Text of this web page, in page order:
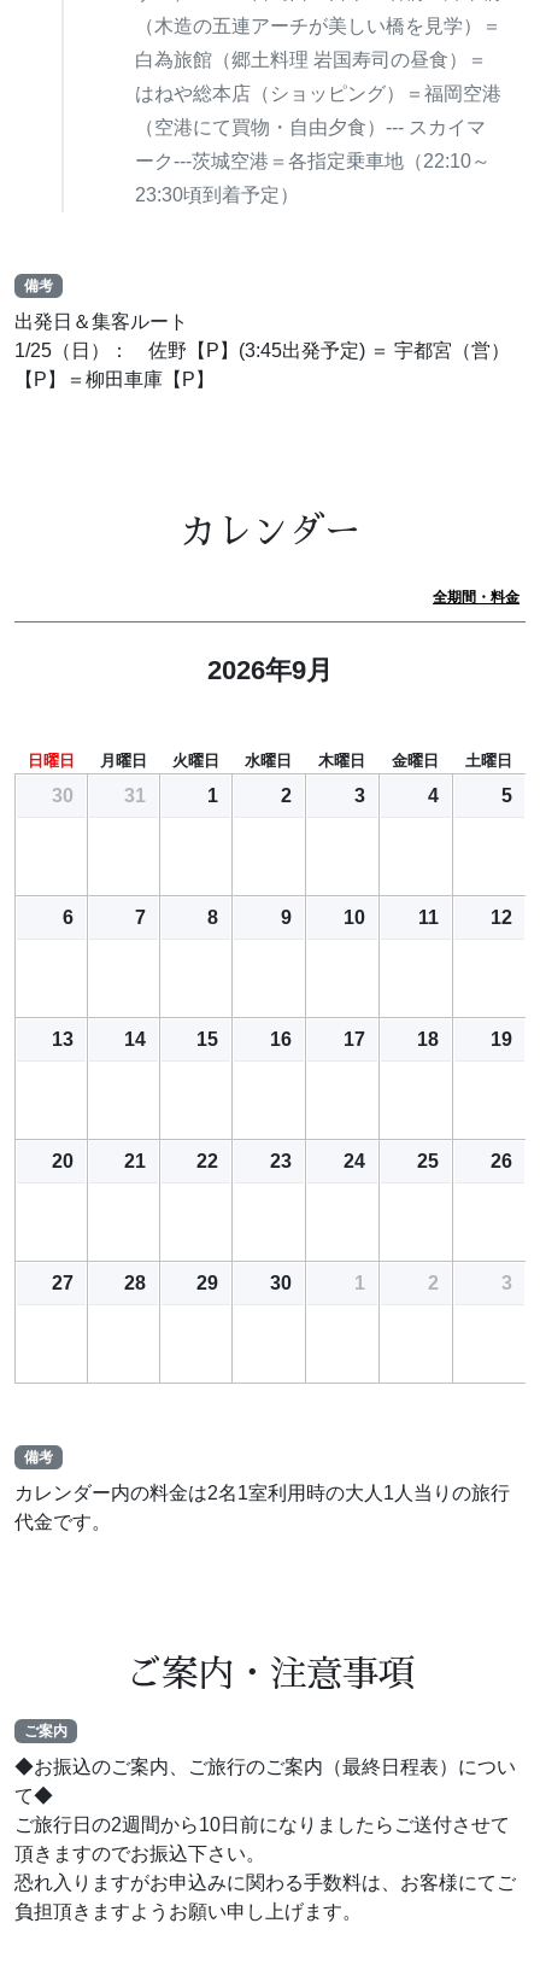
（木造の五連アーチが美しい橋を見学）＝
白為旅館（郷土料理 岩国寿司の昼食）＝
はねや総本店（ショッピング）＝福岡空港
（空港にて買物・自由夕食）--- スカイマ
ーク---茨城空港＝各指定乗車地（22:10～
23:30頃到着予定）
備考
出発日＆集客ルート
1/25（日）： 佐野【P】(3:45出発予定) ＝ 宇都宮（営）
【P】＝柳田車庫【P】
カレンダー
全期間・料金
2026年9月
日曜日 月曜日 火曜日 水曜日 木曜日 金曜日 土曜日
30 31 1 2 3 4 5
6 7 8 9 10 11 12
13 14 15 16 17 18 19
20 21 22 23 24 25 26
27 28 29 30 1 2 3
備考
カレンダー内の料金は2名1室利用時の大人1人当りの旅行
代金です。
ご案内・注意事項
ご案内
◆お振込のご案内、ご旅行のご案内（最終日程表）につい
て◆
ご旅行日の2週間から10日前になりましたらご送付させて
頂きますのでお振込下さい。
恐れ入りますがお申込みに関わる手数料は、お客様にてご
負担頂きますようお願い申し上げます。